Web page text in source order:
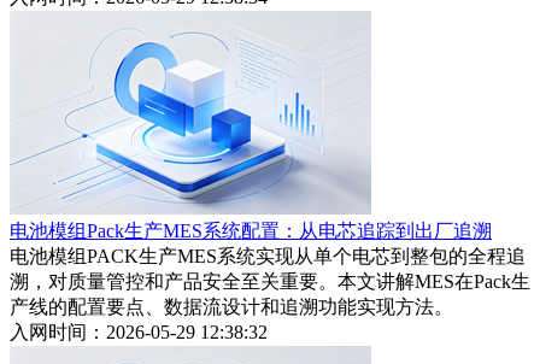
电池模组Pack生产MES系统配置：从电芯追踪到出厂追溯
电池模组PACK生产MES系统实现从单个电芯到整包的全程追
溯，对质量管控和产品安全至关重要。本文讲解MES在Pack生
产线的配置要点、数据流设计和追溯功能实现方法。
入网时间：2026-05-29 12:38:32